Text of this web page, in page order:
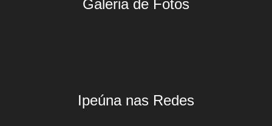
Galeria de Fotos
Ipeúna nas Redes